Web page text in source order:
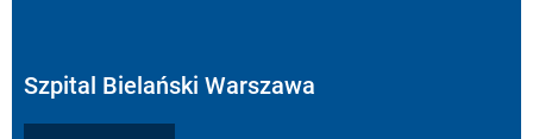
Szpital Bielański Warszawa